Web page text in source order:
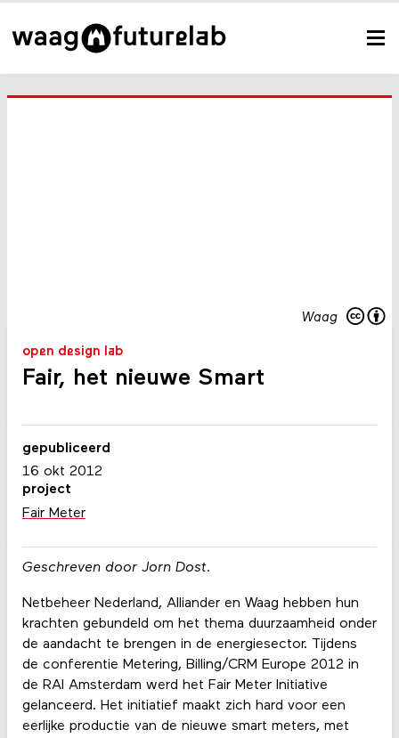
Waag
open design lab
Fair, het nieuwe Smart
Geschreven door Jorn Dost.
Netbeheer Nederland, Alliander en Waag hebben hun
krachten gebundeld om het thema duurzaamheid onder
de aandacht te brengen in de energiesector. Tijdens
de conferentie Metering, Billing/CRM Europe 2012 in
de RAI Amsterdam werd het Fair Meter Initiative
gelanceerd. Het initiatief maakt zich hard voor een
eerlijke productie van de nieuwe smart meters, met
gepubliceerd
16 okt 2012
project
Fair Meter